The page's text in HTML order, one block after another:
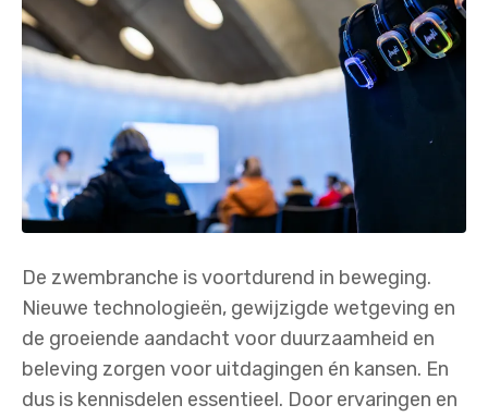
De zwembranche is voortdurend in beweging.
Nieuwe technologieën, gewijzigde wetgeving en
de groeiende aandacht voor duurzaamheid en
beleving zorgen voor uitdagingen én kansen. En
dus is kennisdelen essentieel. Door ervaringen en